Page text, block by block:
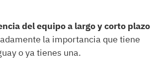
del equipo a largo y corto plazo
la importancia que tiene
o ya tienes una.